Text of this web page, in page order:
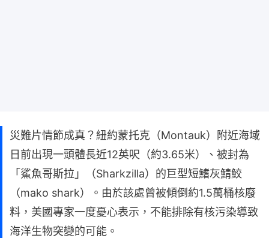
災難片情節成真？紐約蒙托克（Montauk）附近海域
日前出現一頭體長近12英呎（約3.65米）、被封為
「鯊魚哥斯拉」（Sharkzilla）的巨型短鰭灰鯖鮫
（mako shark）。由於該處曾被傾倒約1.5萬桶核廢
料，美國專家一度憂心表示，不能排除有核污染導致
海洋生物突變的可能。